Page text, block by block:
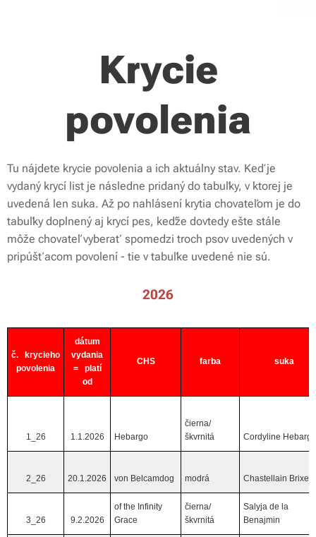
Krycie
povolenia
Tu nájdete krycie povolenia a ich aktuálny stav. Keď je
vydaný krycí list je následne pridaný do tabuľky, v ktorej je
uvedená len suka. Až po nahlásení krytia chovateľom je do
tabuľky doplnený aj krycí pes, keďže dovtedy ešte stále
môže chovateľ vyberať spomedzi troch psov uvedených v
pripúšťacom povolení - tie v tabuľke uvedené nie sú.
2026
č. krycieho
povolenia
dátum
vydania
= platí
od
CHS farba suka
1_26 1.1.2026 Hebargo
čierna/
škvrnitá
Cordyline Hebargo
2_26 20.1.2026 von Belcamdog modrá Chastellain Brixen
3_26 9.2.2026
of the Infinity
Grace
čierna/
škvrnitá
Salyja de la
Benajmin